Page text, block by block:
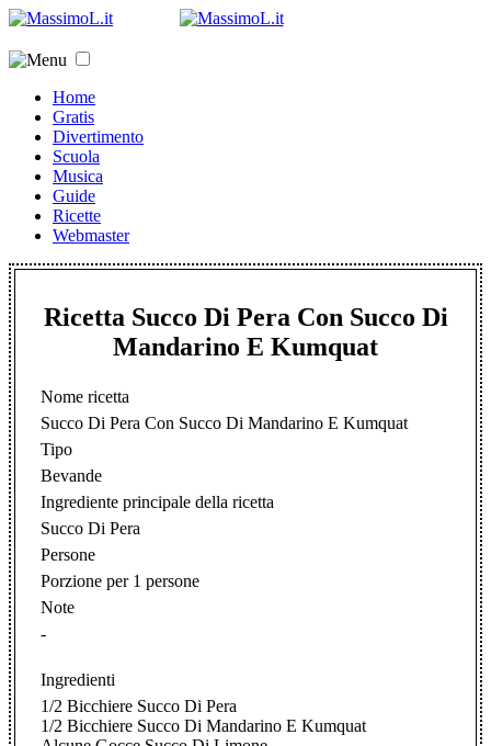
Home
Gratis
Divertimento
Scuola
Musica
Guide
Ricette
Webmaster
Ricetta Succo Di Pera Con Succo Di
Mandarino E Kumquat
Nome ricetta
Succo Di Pera Con Succo Di Mandarino E Kumquat
Tipo
Bevande
Ingrediente principale della ricetta
Succo Di Pera
Persone
Porzione per 1 persone
Note
-
Ingredienti
1/2 Bicchiere Succo Di Pera
1/2 Bicchiere Succo Di Mandarino E Kumquat